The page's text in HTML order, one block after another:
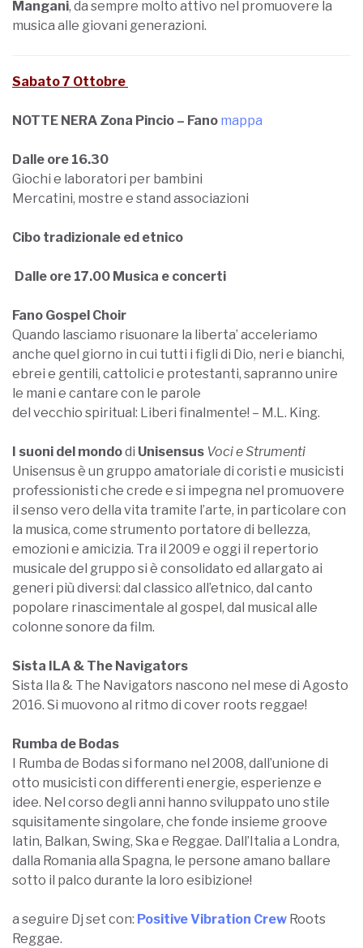
Mangani, da sempre molto attivo nel promuovere la
musica alle giovani generazioni.
Sabato 7 Ottobre
NOTTE NERA Zona Pincio – Fano mappa
Dalle ore 16.30
Giochi e laboratori per bambini
Mercatini, mostre e stand associazioni
Cibo tradizionale ed etnico
Dalle ore 17.00 Musica e concerti
Fano Gospel Choir
Quando lasciamo risuonare la liberta’ acceleriamo
anche quel giorno in cui tutti i figli di Dio, neri e bianchi,
ebrei e gentili, cattolici e protestanti, sapranno unire
le mani e cantare con le parole
del vecchio spiritual: Liberi finalmente! – M.L. King.
I suoni del mondodi Unisensus Voci e Strumenti
Unisensus è un gruppo amatoriale di coristi e musicisti
professionisti che crede e si impegna nel promuovere
il senso vero della vita tramite l’arte, in particolare con
la musica, come strumento portatore di bellezza,
emozioni e amicizia. Tra il 2009 e oggi il repertorio
musicale del gruppo si è consolidato ed allargato ai
generi più diversi: dal classico all’etnico, dal canto
popolare rinascimentale al gospel, dal musical alle
colonne sonore da film.
Sista ILA & The Navigators
Sista Ila & The Navigators nascono nel mese di Agosto
2016. Si muovono al ritmo di cover roots reggae!
Rumba de Bodas
I Rumba de Bodas si formano nel 2008, dall’unione di
otto musicisti con differenti energie, esperienze e
idee. Nel corso degli anni hanno sviluppato uno stile
squisitamente singolare, che fonde insieme groove
latin, Balkan, Swing, Ska e Reggae. Dall’Italia a Londra,
dalla Romania alla Spagna, le persone amano ballare
sotto il palco durante la loro esibizione!
a seguire Dj set con: Positive Vibration Crew Roots
Reggae.